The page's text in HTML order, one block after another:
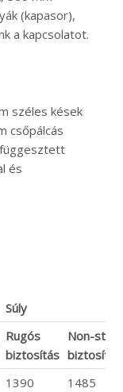
(kapasor),
a kapcsolatot.
széles kések
csőpálcás
függesztett
és
Súly
Rugós
biztosítás
Non-stop
biztosítás
1390
1485